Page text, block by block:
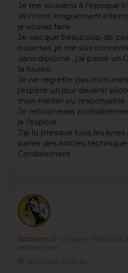
Je me souviens à l’époque
,ils m’ont longuement
je voulais faire.
Je sais que beaucoup de
ouvertes ,je me suis
,sans diplôme , j'ai passé un
la foulée.
Je ne regrette pas mon
j’espère un jour devenir
mon métier ou responsable
Je retournerais
je l’espère .
J'ai lu presque tous les livres
parler des articles
Cordialement
locouarn En ligne le 19/06/2025 à
soudeurs.com)
05/11/2018 09:47:54